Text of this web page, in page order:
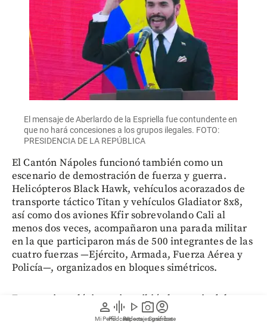
person
Mi Perfil
graphic_eq
Pódcast
play_arrow
Videos
photo_camera
Reportajes gráficos
account_circle
Suscríbete
El mensaje de Aberlardo de la Espriella fue contundente en
que no hará concesiones a los grupos ilegales. FOTO:
PRESIDENCIA DE LA REPÚBLICA
El Cantón Nápoles funcionó también como un
escenario de demostración de fuerza y guerra.
Helicópteros Black Hawk, vehículos acorazados de
transporte táctico Titan y vehículos Gladiator 8x8,
así como dos aviones Kfir sobrevolando Cali al
menos dos veces, acompañaron una parada militar
en la que participaron más de 500 integrantes de las
cuatro fuerzas —Ejército, Armada, Fuerza Aérea y
Policía—, organizados en bloques simétricos.
En esa misma lógica se inscribió el anuncio del
“Escudo de las Américas”, presentado como la